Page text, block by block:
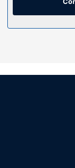
Algemene
Profiteer zoveel
brengt je tot aan
roomservice. Er
één van de 5